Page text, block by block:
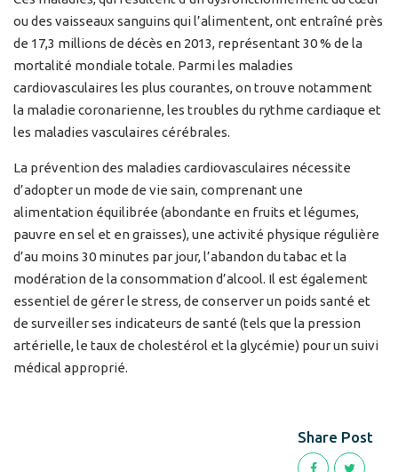
ou des vaisseaux sanguins qui l’alimentent, ont entraîné près
de 17,3 millions de décès en 2013, représentant 30 % de la
mortalité mondiale totale. Parmi les maladies
cardiovasculaires les plus courantes, on trouve notamment
la maladie coronarienne, les troubles du rythme cardiaque et
les maladies vasculaires cérébrales.
La prévention des maladies cardiovasculaires nécessite
d’adopter un mode de vie sain, comprenant une
alimentation équilibrée (abondante en fruits et légumes,
pauvre en sel et en graisses), une activité physique régulière
d’au moins 30 minutes par jour, l’abandon du tabac et la
modération de la consommation d’alcool. Il est également
essentiel de gérer le stress, de conserver un poids santé et
de surveiller ses indicateurs de santé (tels que la pression
artérielle, le taux de cholestérol et la glycémie) pour un suivi
médical approprié.
Share Post